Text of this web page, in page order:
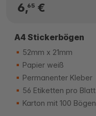
6,65€
A4 Stickerbögen
52mm x 21mm
Papier weiß
Permanenter Kleber
56 Etiketten pro Blatt
Karton mit 100 Bögen